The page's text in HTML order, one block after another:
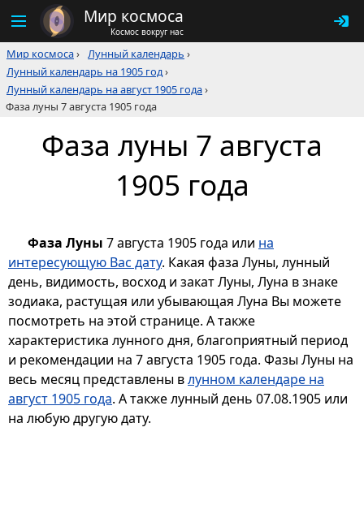
Мир космоса
Космос вокруг нас
Мир космоса› Лунный календарь ›
Лунный календарь на 1905 год›
Лунный календарь на август 1905 года›
Фаза луны 7 августа 1905 года
Фаза луны 7 августа
1905 года
Фаза Луны 7 августа 1905 года или на
интересующую Вас дату. Какая фаза Луны, лунный
день, видимость, восход и закат Луны, Луна в знаке
зодиака, растущая или убывающая Луна Вы можете
посмотреть на этой странице. А также
характеристика лунного дня, благоприятный период
и рекомендации на 7 августа 1905 года. Фазы Луны на
весь месяц представлены влунном календаре на
август 1905 года. А также лунный день 07.08.1905 или
на любую другую дату.